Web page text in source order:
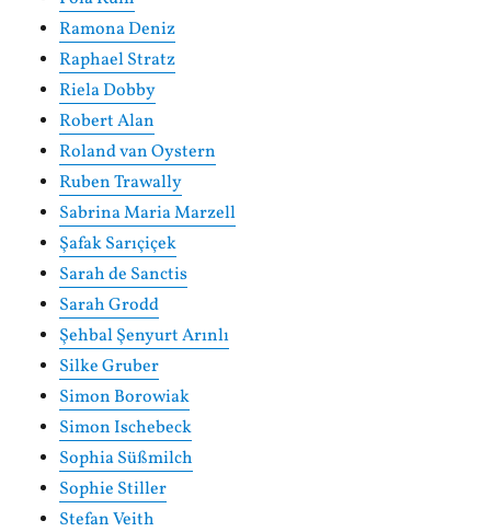
Ramona Deniz
Raphael Stratz
Riela Dobby
Robert Alan
Roland van Oystern
Ruben Trawally
Sabrina Maria Marzell
Şafak Sarıçiçek
Sarah de Sanctis
Sarah Grodd
Şehbal Şenyurt Arınlı
Silke Gruber
Simon Borowiak
Simon Ischebeck
Sophia Süßmilch
Sophie Stiller
Stefan Veith